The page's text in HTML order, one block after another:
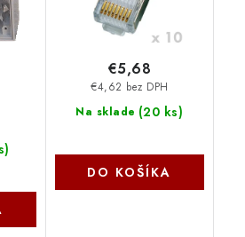
)
Na sklade (20 ks)
€4,62 bez DPH
€5,68
DO KOŠÍKA